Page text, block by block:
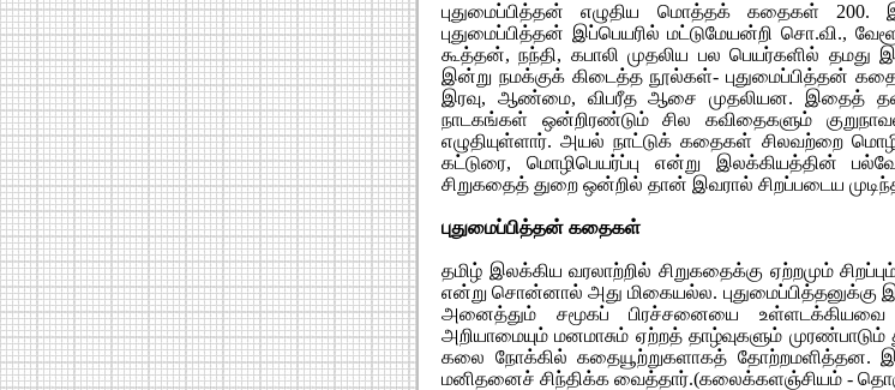
புதுமைப்பித்தன் எழுதிய மொத்தக் கதைகள் 200.
புதுமைப்பித்தன் இப்பெயரில் மட்டுமேயன்றி சொ.வி.,
கூத்தன், நந்தி, கபாலி முதலிய பல பெயர்களில்
இன்று நமக்குக் கிடைத்த நூல்கள்- புதுமைப்பித்தன்
இரவு, ஆண்மை, விபரீத ஆசை முதலியன. இதைத்
நாடகங்கள் ஒன்றிரண்டும் சில கவிதைகளும்
எழுதியுள்ளார். அயல் நாட்டுக் கதைகள் சிலவற்றை
கட்டுரை, மொழிபெயர்ப்பு என்று இலக்கியத்தின்
சிறுகதைத் துறை ஒன்றில் தான் இவரால் சிறப்படைய
புதுமைப்பித்தன் கதைகள்
தமிழ் இலக்கிய வரலாற்றில் சிறுகதைக்கு ஏற்றமும்
என்று சொன்னால் அது மிகையல்ல.
அனைத்தும் சமூகப் பிரச்சனையை உள்ளடக்கியவை
அறியாமையும் மனமாசும் ஏற்றத் தாழ்வுகளும்
கலை நோக்கில் கதையூற்றுகளாகத் தோற்றமளித்தன.
மனிதனைச் சிந்திக்க வைத்தார்.(கலைக்களஞ்சியம் -